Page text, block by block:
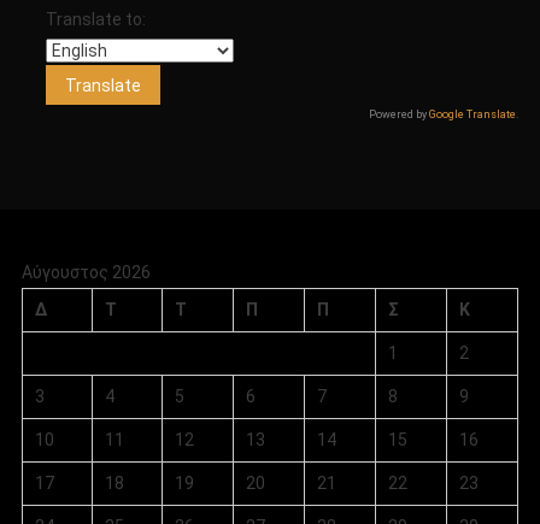
Translate to:
Powered byGoogle Translate .
Αύγουστος 2026
Δ
Τ Τ Π Π Σ Κ
1 2
3 4 5 6 7 8 9
10 11 12 13 14 15 16
17 18 19 20 21 22 23